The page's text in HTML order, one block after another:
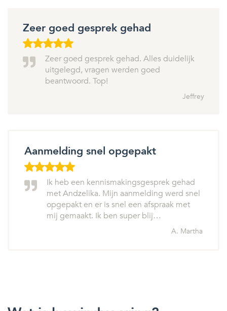
Zeer goed gesprek gehad
Zeer goed gesprek gehad. Alles duidelijk
uitgelegd, vragen werden goed
beantwoord. Top!
Jeffrey
Aanmelding snel opgepakt
Ik heb een kennismakingsgesprek gehad
met Andzelika. Mijn aanmelding werd snel
opgepakt en er is snel een afspraak met
mij gemaakt. Ik ben super blij…
A. Martha